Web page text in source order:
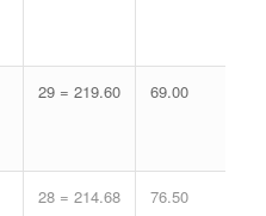
29 = 219.60 69.00
28 = 214.68 76.50